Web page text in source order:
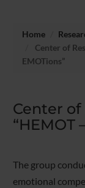
Home
Center of
EMOTions”
Center
“HEMOT
The group
emotional